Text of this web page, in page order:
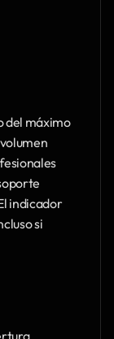
del máximo
indicador
si